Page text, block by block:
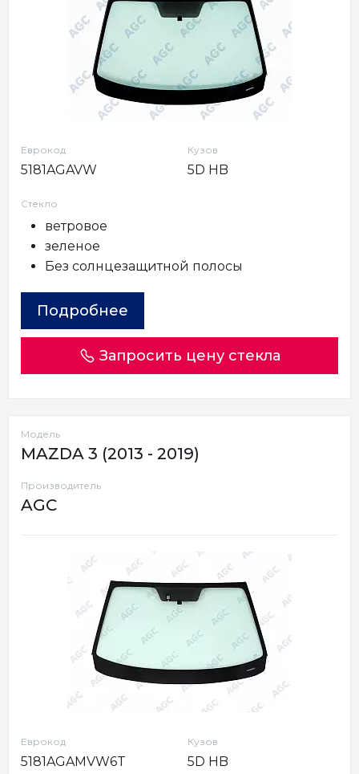
Еврокод
5181AGAVW
Кузов
5D HB
Стекло
ветровое
зеленое
Без солнцезащитной полосы
Подробнее
Запросить цену стекла
Модель
MAZDA 3 (2013 - 2019)
Производитель
AGC
Еврокод
5181AGAMVW6T
Кузов
5D HB